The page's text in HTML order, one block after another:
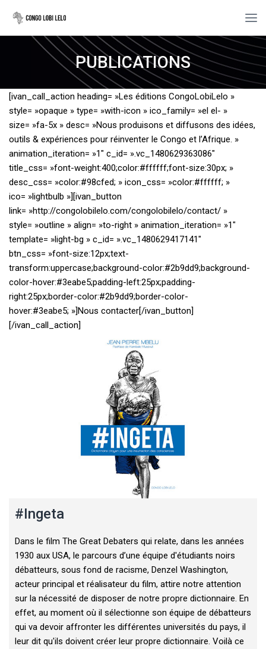
PUBLICATIONS
[ivan_call_action heading= »Les éditions CongoLobiLelo »
style= »opaque » type= »with-icon » ico_family= »el el- »
size= »fa-5x » desc= »Nous produisons et diffusons des idées,
outils & expériences pour réinventer le Congo et l’Afrique. »
animation_iteration= »1″ c_id= ».vc_1480629363086″
title_css= »font-weight:400;color:#ffffff;font-size:30px; »
desc_css= »color:#98cfed; » icon_css= »color:#ffffff; »
ico= »lightbulb »][ivan_button
link= »http://congolobilelo.com/congolobilelo/contact/ »
style= »outline » align= »to-right » animation_iteration= »1″
template= »light-bg » c_id= ».vc_1480629417141″
btn_css= »font-size:12px;text-
transform:uppercase;background-color:#2b9dd9;background-
color-hover:#3eabe5;padding-left:25px;padding-
right:25px;border-color:#2b9dd9;border-color-
hover:#3eabe5; »]Nous contacter[/ivan_button]
[/ivan_call_action]
#Ingeta
Dans le film The Great Debaters qui relate, dans les années
1930 aux USA, le parcours d’une équipe d'étudiants noirs
débatteurs, sous fond de racisme, Denzel Washington,
acteur principal et réalisateur du film, attire notre attention
sur la nécessité de disposer de notre propre dictionnaire. En
effet, au moment où il sélectionne son équipe de débatteurs
qui va devoir affronter les différentes universités du pays, il
leur dit qu'ils doivent créer leur propre dictionnaire. Voilà ce